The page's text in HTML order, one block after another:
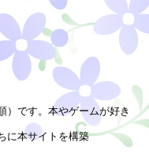
）です。本やゲームが好き
に本サイトを構築